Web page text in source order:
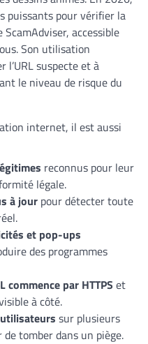
puissants pour vérifier la
accessible
Son utilisation
l’URL suspecte et à
le niveau de risque du
internet, il est aussi
reconnus pour leur
légale.
à jour pour détecter toute
et pop-ups
des programmes
commence par HTTPS et
à côté.
sur plusieurs
tomber dans un piège.